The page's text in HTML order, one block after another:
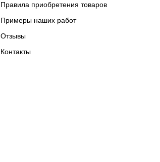
Правила приобретения товаров
Примеры наших работ
Отзывы
Контакты